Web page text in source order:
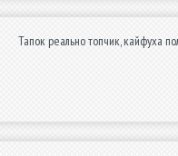
Тапок реально топчик, кайфуха